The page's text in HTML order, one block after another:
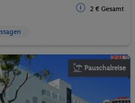
2 € Gesamt
Pauschalreise